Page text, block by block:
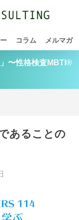
コラム メルマガ
〜性格検査MBTI®
あることの